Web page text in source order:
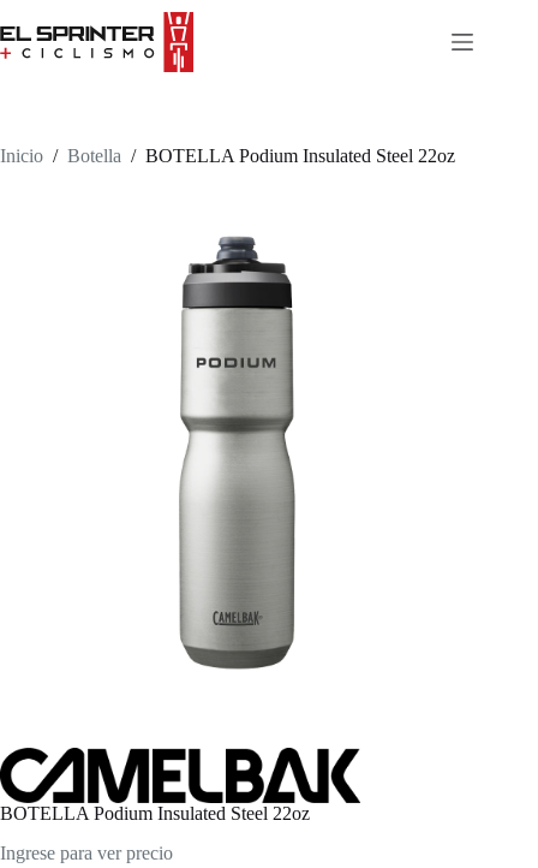
to
content
Inicio / Botella / BOTELLA Podium Insulated Steel 22oz
BOTELLA Podium Insulated Steel 22oz
Ingrese para ver precio